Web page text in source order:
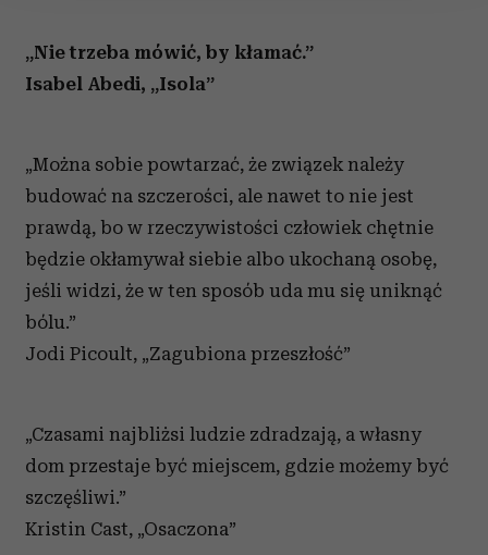
i reklam, aby oferować funkcje społecznościowe i
analizować ruch w naszej witrynie. Informacje o tym, jak
Partnerzy mogą połączyć te informacje z innymi danymi
otrzymanymi od Ciebie lub uzyskanymi podczas
korzystania z ich usług.
„Nie trzeba mówić, by kłamać.”
Isabel Abedi, „Isola”
„Można sobie powtarzać, że związek należy
budować na szczerości, ale nawet to nie jest
prawdą, bo w rzeczywistości człowiek chętnie
będzie okłamywał siebie albo ukochaną osobę,
jeśli widzi, że w ten sposób uda mu się uniknąć
bólu.”
Jodi Picoult, „Zagubiona przeszłość”
„Czasami najbliżsi ludzie zdradzają, a własny
dom przestaje być miejscem, gdzie możemy być
szczęśliwi.”
Kristin Cast, „Osaczona”